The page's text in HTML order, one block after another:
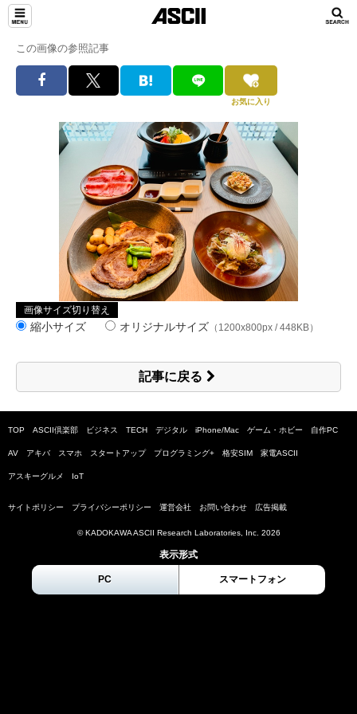
この画像の参照記事
お気に入り
画像サイズ切り替え
縮小サイズ オリジナルサイズ （1200x800px / 448KB）
記事に戻る
TOP ASCII倶楽部 ビジネス TECH デジタル iPhone/Mac ゲーム・ホビー 自作PC
AV アキバ スマホ スタートアップ プログラミング+ 格安SIM 家電ASCII
アスキーグルメ IoT
サイトポリシー プライバシーポリシー 運営会社 お問い合わせ 広告掲載
© KADOKAWA ASCII Research Laboratories, Inc. 2026
表示形式
PC スマートフォン